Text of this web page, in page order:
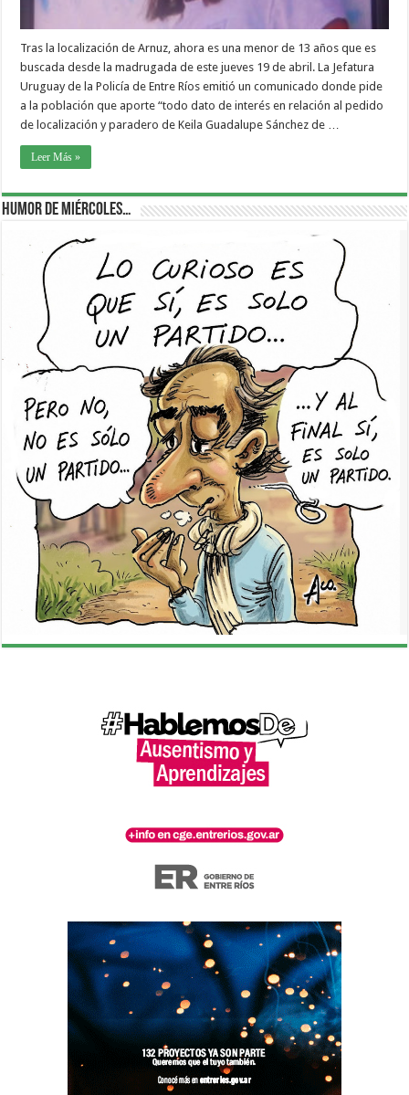
Tras la localización de Arnuz, ahora es una menor de 13 años que es
buscada desde la madrugada de este jueves 19 de abril. La Jefatura
Uruguay de la Policía de Entre Ríos emitió un comunicado donde pide
a la población que aporte “todo dato de interés en relación al pedido
de localización y paradero de Keila Guadalupe Sánchez de …
Leer Más »
Humor de Miércoles…